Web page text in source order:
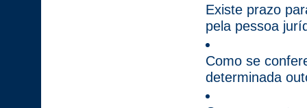
Existe prazo
pela pessoa
Como se
determinada